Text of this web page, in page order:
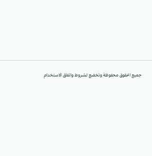
جميع الحقوق محفوظة وتخضع لشروط واتفاق الاستخدام